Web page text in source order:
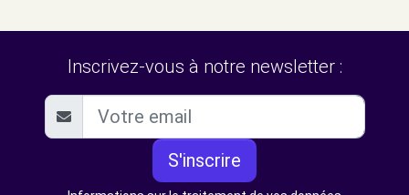
Inscrivez-vous à notre newsletter :
S'inscrire